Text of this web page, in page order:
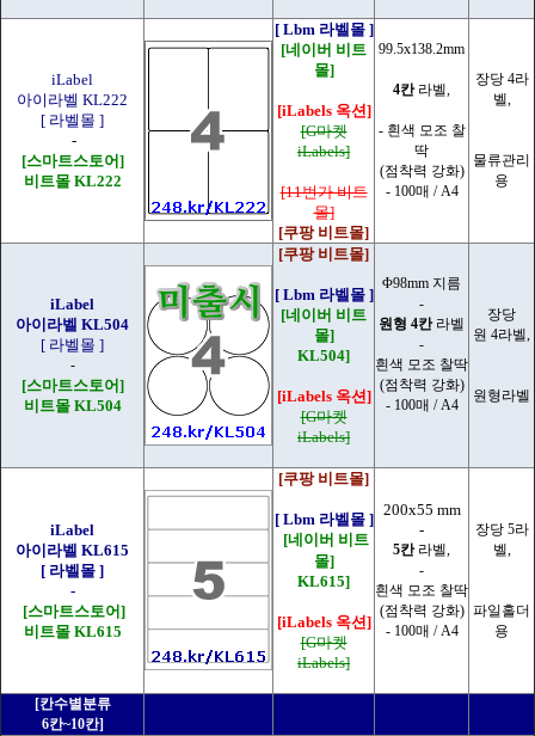
iLabel
아이라벨 KL222
[ 라벨몰 ]
-
[스마트스토어]
비트몰 KL222
[ Lbm 라벨몰 ]
[네이버 비트
몰]
[iLabels 옥션]
[G마켓
iLabels]
[11번가 비트
몰]
[쿠팡 비트몰]
99.5x138.2mm
4칸라벨,
- 흰색 모조 찰
딱
(점착력 강화)
- 100매 / A4
장당 4라
벨,
물류관리
용
iLabel
아이라벨 KL504
[ 라벨몰 ]
-
[스마트스토어]
비트몰 KL504
[쿠팡 비트몰]
[ Lbm 라벨몰 ]
[네이버 비트
몰]
KL504]
[iLabels 옥션]
[G마켓
iLabels]
Φ98mm 지름
-
원형 4칸라벨
-
흰색 모조 찰딱
(점착력 강화)
- 100매 / A4
장당
원 4라벨,
원형라벨
iLabel
아이라벨 KL615
[ 라벨몰 ]
-
[스마트스토어]
비트몰 KL615
[쿠팡 비트몰]
[ Lbm 라벨몰 ]
[네이버 비트
몰]
KL615]
[iLabels 옥션]
[G마켓
iLabels]
200x55 mm
-
5칸라벨,
-
흰색 모조 찰딱
(점착력 강화)
- 100매 / A4
장당 5라
벨,
파일홀더
용
[칸수별분류
6칸~10칸]